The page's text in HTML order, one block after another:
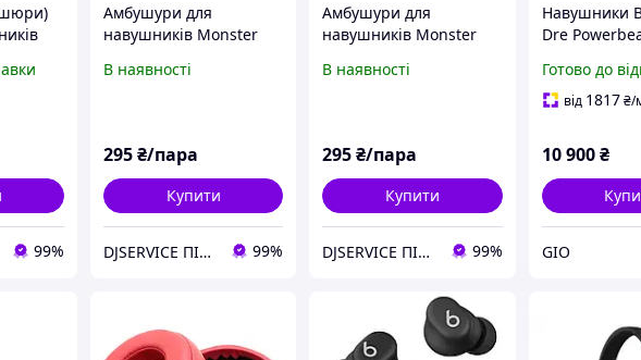
99%
Амбушури для
навушників Monster
Dre WHITE
В наявності
295₴/пара
Купити
DJSERVICE ПІСЛЯОПЛАТОЮ НЕ ПРАЦЮЄМО!!! Интернет-магазин 99%
Амбушури для
навушників Monster
Dre RED
В наявності
295₴/пара
Купити
DJSERVICE ПІСЛЯОПЛАТОЮ НЕ ПРАЦЮЄМО!!! Интернет-магазин 99%
Навушники
Dre
Готово до
від 1817 ₴/
10 900 ₴
GIO